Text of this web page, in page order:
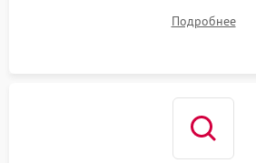
Подробнее